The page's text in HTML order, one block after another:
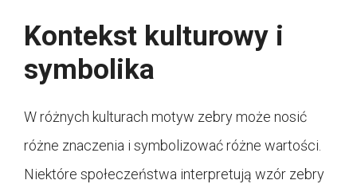
Kontekst kulturowy i
symbolika
W różnych kulturach motyw zebry może nosić
różne znaczenia i symbolizować różne wartości.
Niektóre społeczeństwa interpretują wzór zebry